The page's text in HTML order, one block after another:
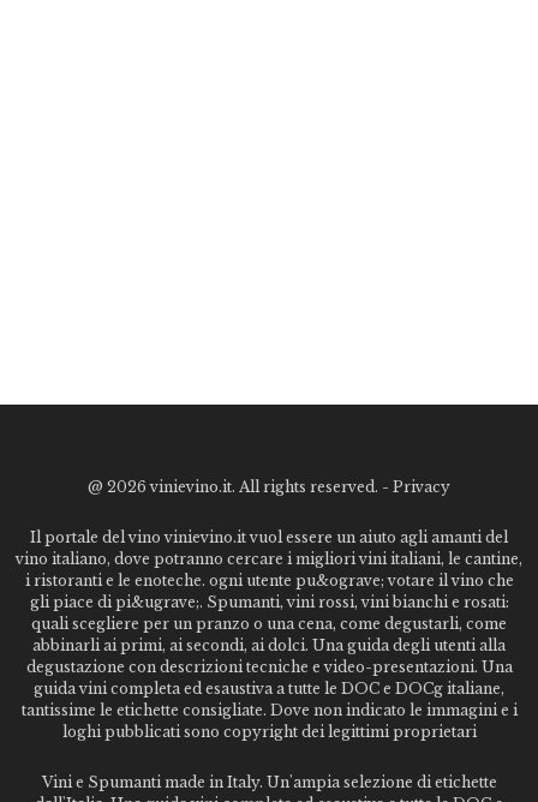
@ 2026 vinievino.it. All rights reserved. - Privacy
Il portale del vino vinievino.it vuol essere un aiuto agli amanti del
vino italiano, dove potranno cercare i migliori vini italiani, le cantine,
i ristoranti e le enoteche. ogni utente pu&ograve; votare il vino che
gli piace di pi&ugrave;. Spumanti, vini rossi, vini bianchi e rosati:
quali scegliere per un pranzo o una cena, come degustarli, come
abbinarli ai primi, ai secondi, ai dolci. Una guida degli utenti alla
degustazione con descrizioni tecniche e video-presentazioni. Una
guida vini completa ed esaustiva a tutte le DOC e DOCg italiane,
tantissime le etichette consigliate. Dove non indicato le immagini e i
loghi pubblicati sono copyright dei legittimi proprietari
Vini e Spumanti made in Italy. Un'ampia selezione di etichette